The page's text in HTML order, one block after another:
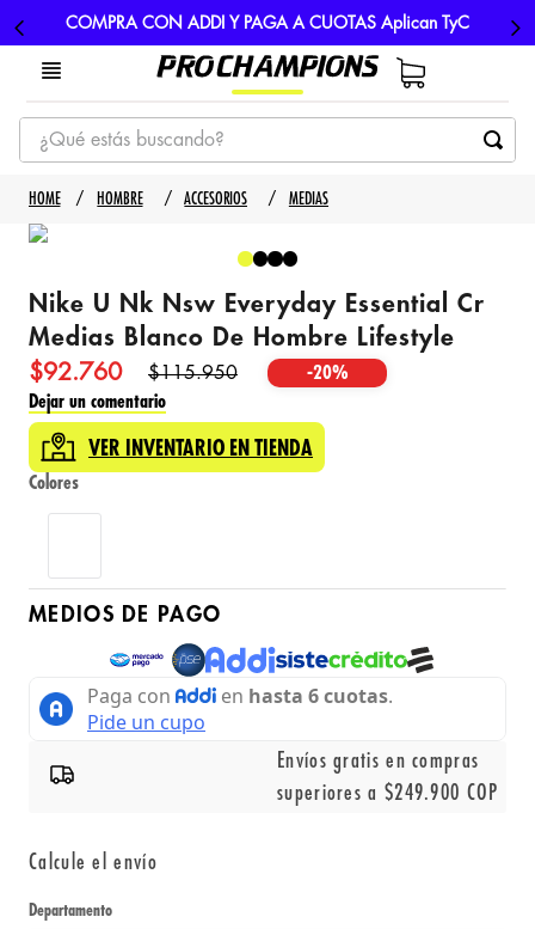
COMPRA CON ADDI Y PAGA A CUOTAS Aplican TyC
¿Qué estás buscando?
TÉRMINOS MÁS BUSCADOS
1
3. nike
4 . guayos
5
HOMBRE ACCESORIOS MEDIAS
Nike U Nk Nsw Everyday Essential Cr
Medias Blanco De Hombre Lifestyle
$92.760 $115.950 -20%
Dejar un comentario
VER INVENTARIO EN TIENDA
Colores
MEDIOS DE PAGO
Envíos gratis en compras
superiores a $249.900 COP
Calcule el envío
Departamento